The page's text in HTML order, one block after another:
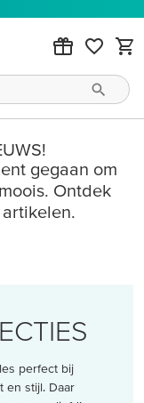
gegaan om
Ontdek
perfect bij
en stijl. Daar